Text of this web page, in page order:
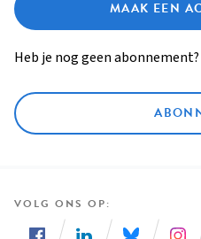
MAAK EEN
Heb je nog geen abonnement?
VOLG ONS OP